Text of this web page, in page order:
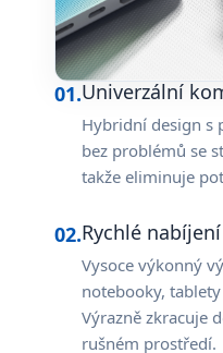
01.Univerzální
Hybridní design s
bez problémů se
takže eliminuje
02.Rychlé
Vysoce výkonný
notebooky,
Výrazně zkracuje
rušném prostředí.